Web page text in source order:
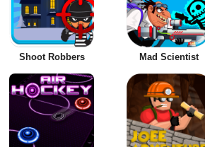
Shoot Robbers Mad Scientist